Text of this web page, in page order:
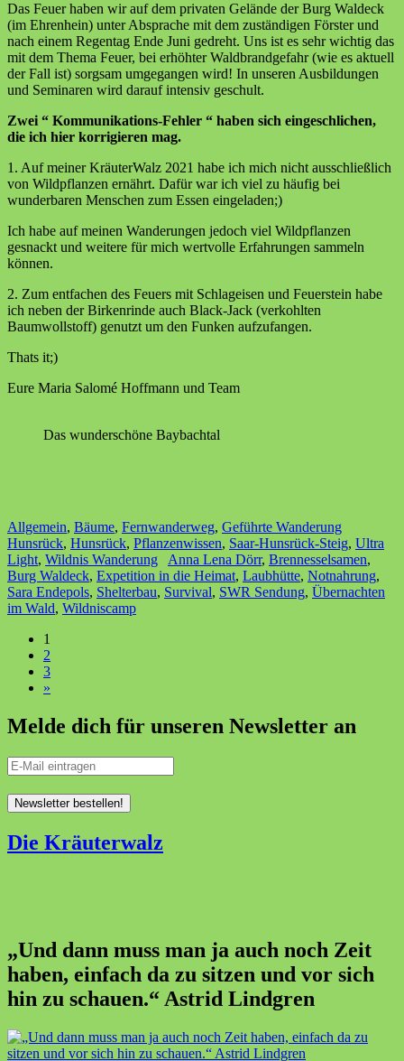
Das Feuer haben wir auf dem privaten Gelände der Burg Waldeck
(im Ehrenhein) unter Absprache mit dem zuständigen Förster und
nach einem Regentag Ende Juni gedreht. Uns ist es sehr wichtig das
mit dem Thema Feuer, bei erhöhter Waldbrandgefahr (wie es aktuell
der Fall ist) sorgsam umgegangen wird! In unseren Ausbildungen
und Seminaren wird darauf intensiv geschult.
Zwei “ Kommunikations-Fehler “ haben sich eingeschlichen,
die ich hier korrigieren mag.
1. Auf meiner KräuterWalz 2021 habe ich mich nicht ausschließlich
von Wildpflanzen ernährt. Dafür war ich viel zu häufig bei
wunderbaren Menschen zum Essen eingeladen;)
Ich habe auf meinen Wanderungen jedoch viel Wildpflanzen
gesnackt und weitere für mich wertvolle Erfahrungen sammeln
können.
2. Zum entfachen des Feuers mit Schlageisen und Feuerstein habe
ich neben der Birkenrinde auch Black-Jack (verkohlten
Baumwollstoff) genutzt um den Funken aufzufangen.
Thats it;)
Eure Maria Salomé Hoffmann und Team
Das wunderschöne Baybachtal
Allgemein, Bäume, Fernwanderweg, Geführte Wanderung
Hunsrück, Hunsrück, Pflanzenwissen, Saar-Hunsrück-Steig, Ultra
Light, Wildnis Wanderung Anna Lena Dörr, Brennesselsamen,
Burg Waldeck, Expetition in die Heimat, Laubhütte, Notnahrung,
Sara Endepols, Shelterbau, Survival, SWR Sendung, Übernachten
im Wald, Wildniscamp
1
2
3
»
Melde dich für unseren Newsletter an
Die Kräuterwalz
„Und dann muss man ja auch noch Zeit
haben, einfach da zu sitzen und vor sich
hin zu schauen.“ Astrid Lindgren